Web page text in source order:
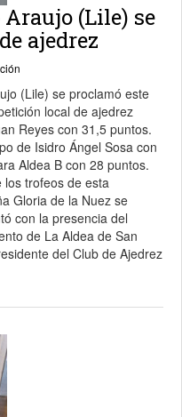
(Lile) se
ajedrez
(Lile) se proclamó este
local de ajedrez
Reyes con 31,5 puntos.
de Isidro Ángel Sosa con
Aldea B con 28 puntos.
los trofeos de esta
Gloria de la Nuez se
con la presencia del
de La Aldea de San
del Club de Ajedrez